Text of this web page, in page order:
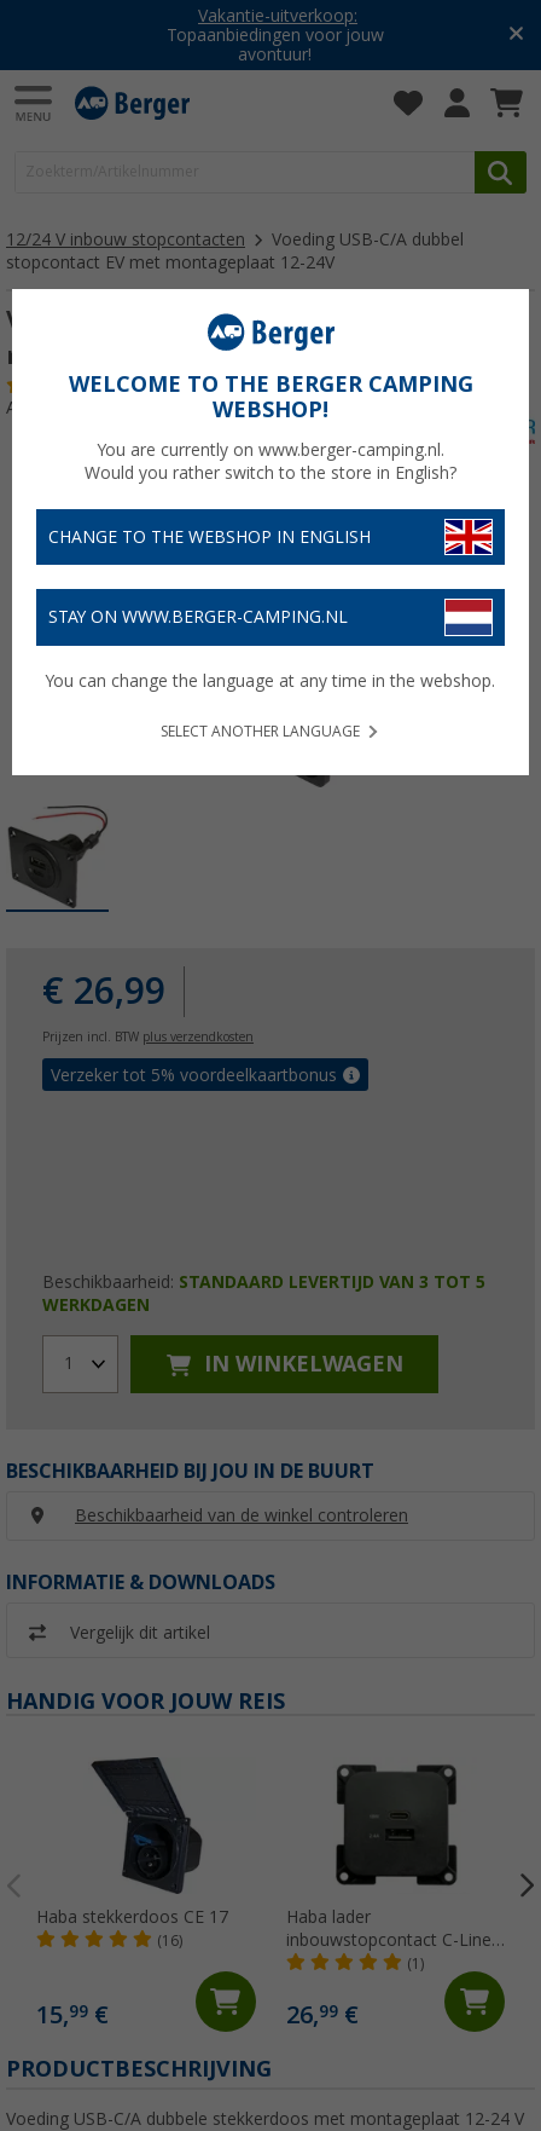
Vakantie-uitverkoop:
Topaanbiedingen voor jouw
avontuur!
12/24 V inbouw stopcontacten
Voeding USB-C/A dubbel
stopcontact EV met montageplaat 12-24V
Voeding USB-C/A dubbel stopcontact EV
met montageplaat 12-24V
(10)
Artikelnr: 288130
€ 26,99
Prijzen incl. BTW plus verzendkosten
Verzeker tot 5% voordeelkaartbonus
Beschikbaarheid: STANDAARD LEVERTIJD VAN 3 TOT 5
WERKDAGEN
1 IN WINKELWAGEN
BESCHIKBAARHEID BIJ JOU IN DE BUURT
Beschikbaarheid van de winkel controleren
INFORMATIE & DOWNLOADS
Vergelijk dit artikel
HANDIG VOOR JOUW REIS
Haba stekkerdoos CE 17
(16)
15,99 €
Haba lader
inbouwstopcontact C-Line
dual USB-A en USB-C 10-24
(1)
26,99€
PRODUCTBESCHRIJVING
Voeding USB-C/A dubbele stekkerdoos met montageplaat 12-24 V
WELCOME TO THE BERGER CAMPING
WEBSHOP!
You are currently on www.berger-camping.nl.
Would you rather switch to the store in English?
CHANGE TO THE WEBSHOP IN ENGLISH
STAY ON WWW.BERGER-CAMPING.NL
You can change the language at any time in the webshop.
SELECT ANOTHER LANGUAGE